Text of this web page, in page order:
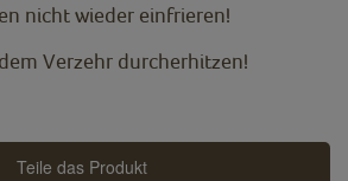
nicht wieder einfrieren!
Verzehr durcherhitzen!
Teile das Produkt